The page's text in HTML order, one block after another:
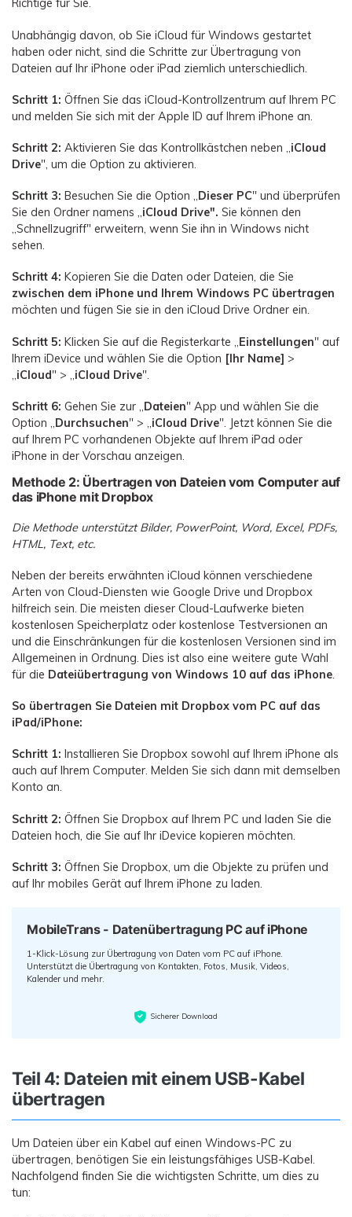
Richtige für Sie.
Unabhängig davon, ob Sie iCloud für Windows gestartet
haben oder nicht, sind die Schritte zur Übertragung von
Dateien auf Ihr iPhone oder iPad ziemlich unterschiedlich.
Schritt 1: Öffnen Sie das iCloud-Kontrollzentrum auf Ihrem PC
und melden Sie sich mit der Apple ID auf Ihrem iPhone an.
Schritt 2: Aktivieren Sie das Kontrollkästchen neben „iCloud
Drive", um die Option zu aktivieren.
Schritt 3: Besuchen Sie die Option „Dieser PC" und überprüfen
Sie den Ordner namens „iCloud Drive". Sie können den
„Schnellzugriff" erweitern, wenn Sie ihn in Windows nicht
sehen.
Schritt 4: Kopieren Sie die Daten oder Dateien, die Sie
zwischen dem iPhone und Ihrem Windows PC übertragen
möchten und fügen Sie sie in den iCloud Drive Ordner ein.
Schritt 5: Klicken Sie auf die Registerkarte „Einstellungen" auf
Ihrem iDevice und wählen Sie die Option [Ihr Name] >
„iCloud" > „iCloud Drive".
Schritt 6: Gehen Sie zur „Dateien" App und wählen Sie die
Option „Durchsuchen" > „iCloud Drive". Jetzt können Sie die
auf Ihrem PC vorhandenen Objekte auf Ihrem iPad oder
iPhone in der Vorschau anzeigen.
Methode 2: Übertragen von Dateien vom Computer auf
das iPhone mit Dropbox
Die Methode unterstützt Bilder, PowerPoint, Word, Excel, PDFs,
HTML, Text, etc.
Neben der bereits erwähnten iCloud können verschiedene
Arten von Cloud-Diensten wie Google Drive und Dropbox
hilfreich sein. Die meisten dieser Cloud-Laufwerke bieten
kostenlosen Speicherplatz oder kostenlose Testversionen an
und die Einschränkungen für die kostenlosen Versionen sind im
Allgemeinen in Ordnung. Dies ist also eine weitere gute Wahl
für die Dateiübertragung von Windows 10 auf das iPhone.
So übertragen Sie Dateien mit Dropbox vom PC auf das
iPad/iPhone:
Schritt 1: Installieren Sie Dropbox sowohl auf Ihrem iPhone als
auch auf Ihrem Computer. Melden Sie sich dann mit demselben
Konto an.
Schritt 2: Öffnen Sie Dropbox auf Ihrem PC und laden Sie die
Dateien hoch, die Sie auf Ihr iDevice kopieren möchten.
Schritt 3: Öffnen Sie Dropbox, um die Objekte zu prüfen und
auf Ihr mobiles Gerät auf Ihrem iPhone zu laden.
MobileTrans - Datenübertragung PC auf iPhone
1-Klick-Lösung zur Übertragung von Daten vom PC auf iPhone.
Unterstützt die Übertragung von Kontakten, Fotos, Musik, Videos,
Kalender und mehr.
Sicherer Download
Teil 4: Dateien mit einem USB-Kabel
übertragen
Um Dateien über ein Kabel auf einen Windows-PC zu
übertragen, benötigen Sie ein leistungsfähiges USB-Kabel.
Nachfolgend finden Sie die wichtigsten Schritte, um dies zu
tun: